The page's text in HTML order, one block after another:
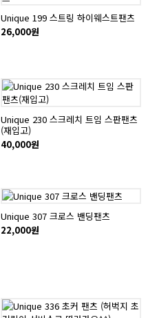
Unique 199 스트링 하이웨스트팬츠
26,000원
Unique 230 스크레치 트임 스판팬츠
(재입고)
40,000원
Unique 307 크로스 밴딩팬츠
22,000원